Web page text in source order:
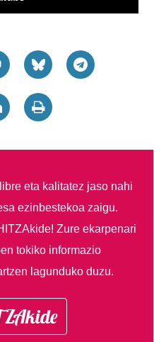
eta kalitatez jaso nahi
ezinbestekoa zaigu.
Zure ekarpenari
tokiko informazio
lagunduko duzu.